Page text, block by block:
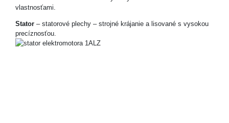
vlastnosťami.
Stator – statorové plechy – strojné krájanie a lisované s vysokou
precíznosťou.